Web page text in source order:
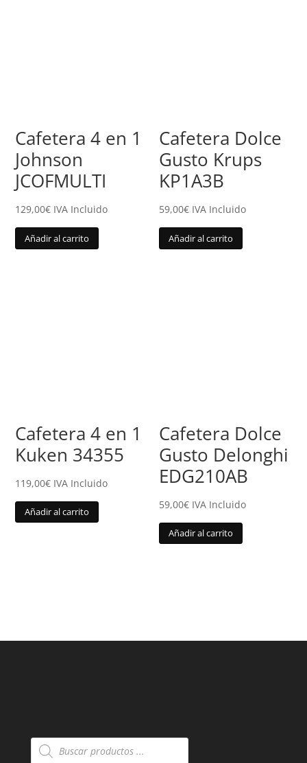
Cafetera 4 en 1
Johnson
JCOFMULTI
129,00€ IVA Incluido
Añadir al carrito
Cafetera Dolce
Gusto Krups
KP1A3B
59,00€ IVA Incluido
Añadir al carrito
Cafetera 4 en 1
Kuken 34355
119,00€ IVA Incluido
Añadir al carrito
Cafetera Dolce
Gusto Delonghi
EDG210AB
59,00€ IVA Incluido
Añadir al carrito
Búsqueda